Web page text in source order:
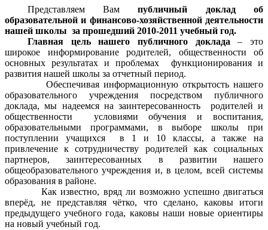
Представляем Вампубличный доклад об
образовательной и финансово-хозяйственной деятельности
нашей школы за прошедший 2010-2011 учебный год.
Главная цель нашего публичного доклада – это
широкое информирование родителей, общественности об
основных результатах и проблемах функционирования и
развития нашей школы за отчетный период.
Обеспечивая информационную открытость нашего
образовательного учреждения посредством публичного
доклада, мы надеемся на заинтересованность родителей и
общественности условиями обучения и воспитания,
образовательными программами, в выборе школы при
поступлении учащихся в 1 и 10 классы, а также на
привлечение к сотрудничеству родителей как социальных
партнеров, заинтересованных в развитии нашего
общеобразовательного учреждения и, в целом, всей системы
образования в районе.
Как известно, вряд ли возможно успешно двигаться
вперёд, не представляя чётко, что сделано, каковы итоги
предыдущего учебного года, каковы наши новые ориентиры
на новый учебный год.